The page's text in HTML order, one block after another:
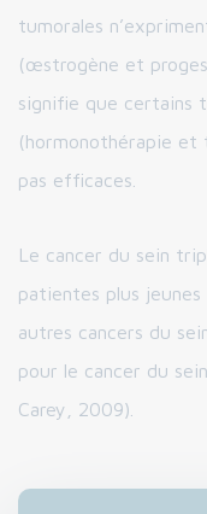
tumorales
(œstrogène et
signifie que certains
(hormonothérapie et
pas efficaces.
Le cancer du sein
patientes plus
autres cancers du
pour le cancer du
Carey, 2009).